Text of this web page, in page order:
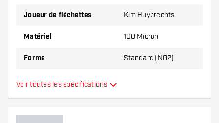
Joueur de fléchettes Kim Huybrechts
Matériel 100 Micron
Forme Standard (NO2)
Type
Flexibilité
Voir toutes les spécifications